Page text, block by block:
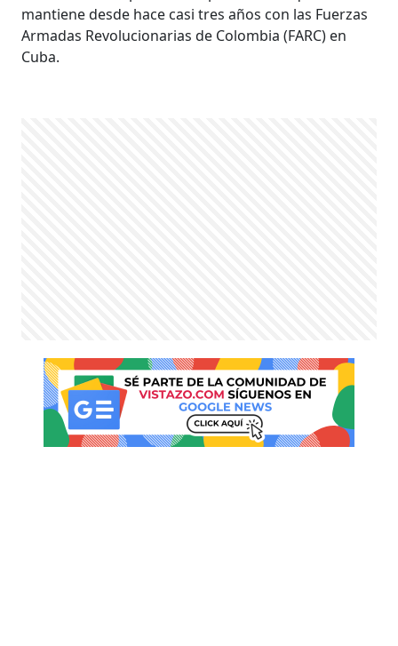
mantiene desde hace casi tres años con las Fuerzas
Armadas Revolucionarias de Colombia (FARC) en
Cuba.